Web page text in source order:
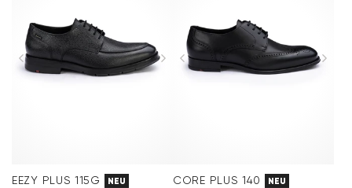
EEZY PLUS 115G NEU CORE PLUS 140 NEU